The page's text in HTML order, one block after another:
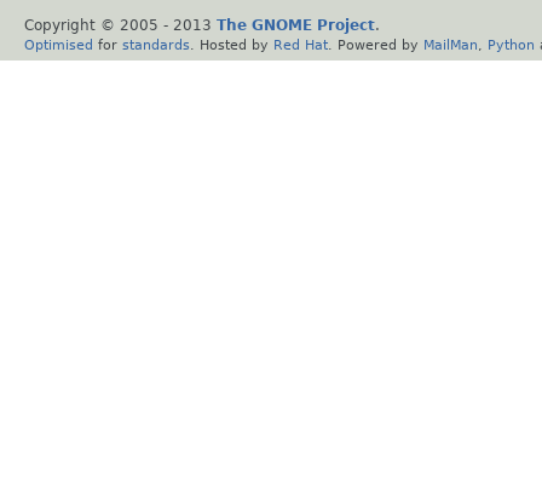
Copyright © 2005 - 2013 The GNOME Project.
Optimised for standards . Hosted by Red Hat . Powered by MailMan Python